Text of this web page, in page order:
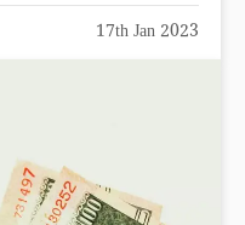
17th Jan 2023